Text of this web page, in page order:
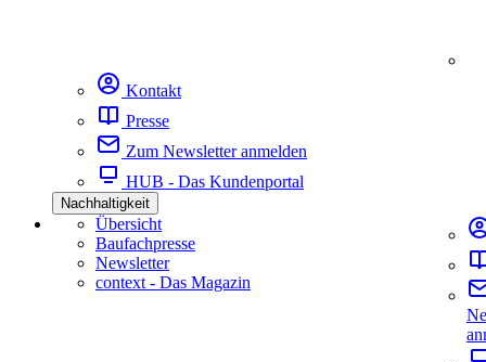
Kontakt
Presse
Zum Newsletter anmelden
HUB - Das Kundenportal
Nachhaltigkeit
Übersicht
Baufachpresse
Newsletter
context - Das Magazin